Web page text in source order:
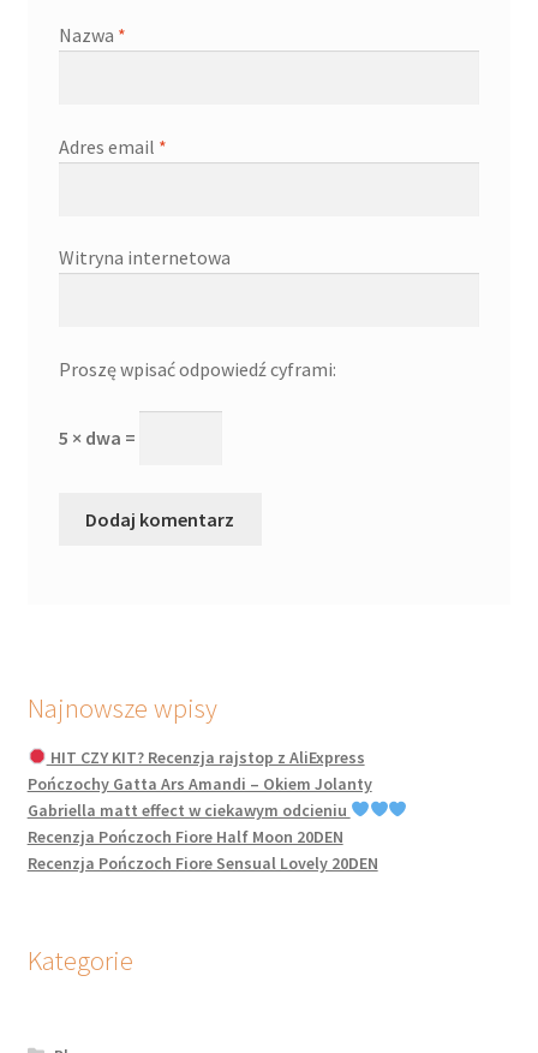
Nazwa *
Adres email *
Witryna internetowa
Proszę wpisać odpowiedź cyframi:
5 × dwa =
Najnowsze wpisy
HIT CZY KIT? Recenzja rajstop z AliExpress
Pończochy Gatta Ars Amandi – Okiem Jolanty
Gabriella matt effect w ciekawym odcieniu
Recenzja Pończoch Fiore Half Moon 20DEN
Recenzja Pończoch Fiore Sensual Lovely 20DEN
Kategorie